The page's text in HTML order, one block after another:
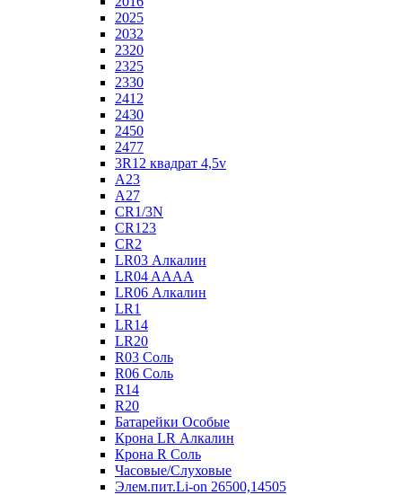
2025
2032
2320
2325
2330
2412
2430
2450
2477
3R12 квадрат 4,5v
A23
A27
CR1/3N
CR123
CR2
LR03 Алкалин
LR04 AAAA
LR06 Алкалин
LR1
LR14
LR20
R03 Соль
R06 Соль
R14
R20
Батарейки Особые
Крона LR Алкалин
Крона R Соль
Часовые/Слуховые
Элем.пит.Li-on 26500,14505